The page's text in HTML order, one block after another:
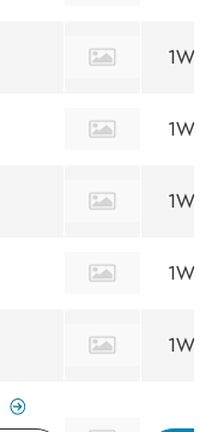
1W
1W
1W
1W
1W